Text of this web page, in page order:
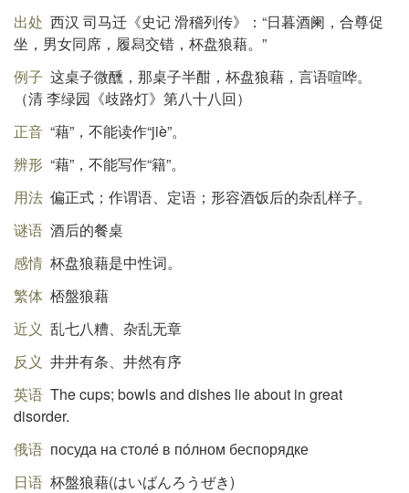
出处 西汉 司马迁《史记 滑稽列传》：“日暮酒阑，合尊促
坐，男女同席，履舄交错，杯盘狼藉。”
例子 这桌子微醺，那桌子半酣，杯盘狼藉，言语喧哗。
（清 李绿园《歧路灯》第八十八回）
正音 “藉”，不能读作“jiè”。
辨形 “藉”，不能写作“籍”。
用法 偏正式；作谓语、定语；形容酒饭后的杂乱样子。
谜语 酒后的餐桌
感情 杯盘狼藉是中性词。
繁体 桮盤狼藉
近义 乱七八糟、杂乱无章
反义 井井有条、井然有序
英语 The cups; bowls and dishes lie about in great
disorder.
俄语 посуда на столé в пóлном беспорядке
日语 杯盤狼藉(はいばんろうぜき)